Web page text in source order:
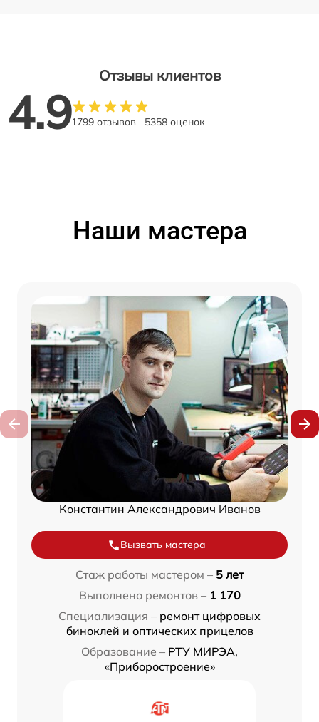
Отзывы клиентов
4.91799 отзывов 5358 оценок
Наши мастера
Константин Александрович Иванов
Вызвать мастера
Стаж работы мастером – 5 лет
Выполнено ремонтов – 1 170
Специализация – ремонт цифровых
биноклей и оптических прицелов
Образование – РТУ МИРЭА,
«Приборостроение»